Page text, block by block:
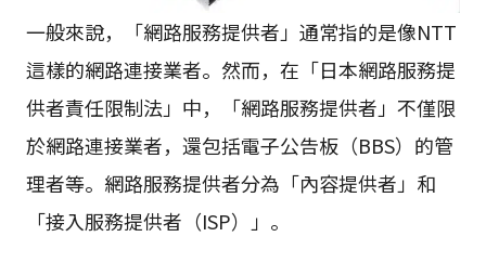
一般來說，「網路服務提供者」通常指的是像NTT
這樣的網路連接業者。然而，在「日本網路服務提
供者責任限制法」中，「網路服務提供者」不僅限
於網路連接業者，還包括電子公告板（BBS）的管
理者等。網路服務提供者分為「內容提供者」和
「接入服務提供者（ISP）」。